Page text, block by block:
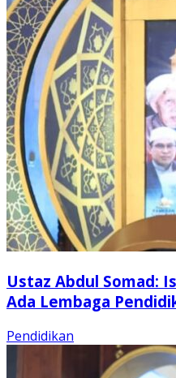
Ustaz Abdul Somad:
Ada Lembaga
Pendidikan